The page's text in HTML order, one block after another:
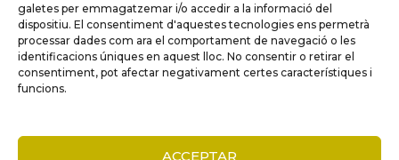
galetes per emmagatzemar i/o accedir a la informació del
dispositiu. El consentiment d'aquestes tecnologies ens permetrà
processar dades com ara el comportament de navegació o les
identificacions úniques en aquest lloc. No consentir o retirar el
consentiment, pot afectar negativament certes característiques i
funcions.
ACCEPTAR
Tots els drets reservats a ©Columna
Música.
COMPARE (0)